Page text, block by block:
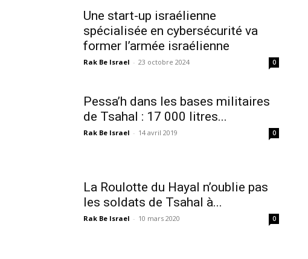
Une start-up israélienne
spécialisée en cybersécurité va
former l’armée israélienne
Rak Be Israel - 23 octobre 2024 0
Pessa’h dans les bases militaires
de Tsahal : 17 000 litres...
Rak Be Israel - 14 avril 2019 0
La Roulotte du Hayal n’oublie pas
les soldats de Tsahal à...
Rak Be Israel - 10 mars 2020 0